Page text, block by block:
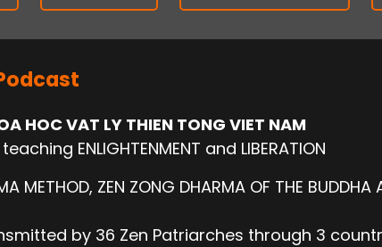
HOC VAT LY THIEN TONG VIET NAM
ENLIGHTENMENT and LIBERATION
METHOD, ZEN ZONG DHARMA OF THE BUDDHA
by 36 Zen Patriarches through 3